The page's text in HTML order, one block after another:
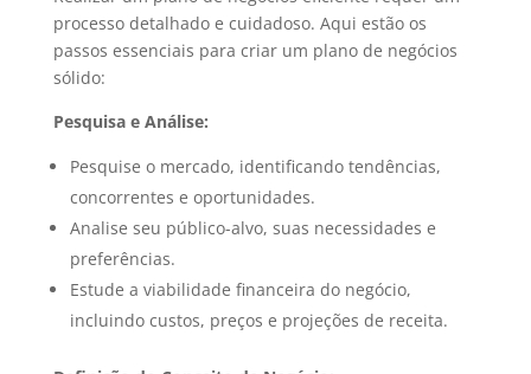
processo detalhado e cuidadoso. Aqui estão os
passos essenciais para criar um plano de negócios
sólido:
Pesquisa e Análise:
Pesquise o mercado, identificando tendências,
concorrentes e oportunidades.
Analise seu público-alvo, suas necessidades e
preferências.
Estude a viabilidade financeira do negócio,
incluindo custos, preços e projeções de receita.